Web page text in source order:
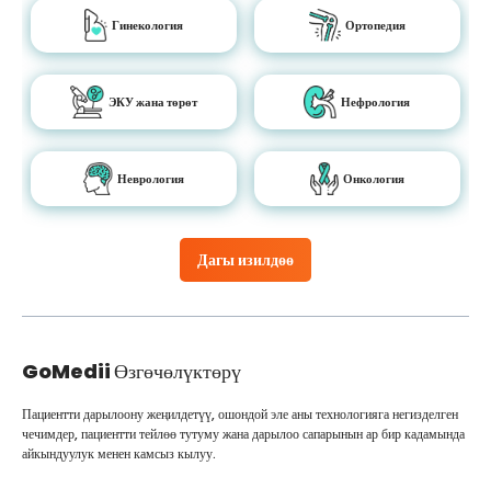
Дагы изилдөө
Гинекология Ортопедия
ЭКУ жана төрөт Нефрология
Неврология Онкология
GoMediiӨзгөчөлүктөрү
Пациентти дарылоону жеңилдетүү, ошондой эле аны технологияга негизделген
чечимдер, пациентти тейлөө тутуму жана дарылоо сапарынын ар бир кадамында
айкындуулук менен камсыз кылуу.